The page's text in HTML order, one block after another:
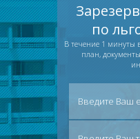
по
В течение 1 минуты
план,